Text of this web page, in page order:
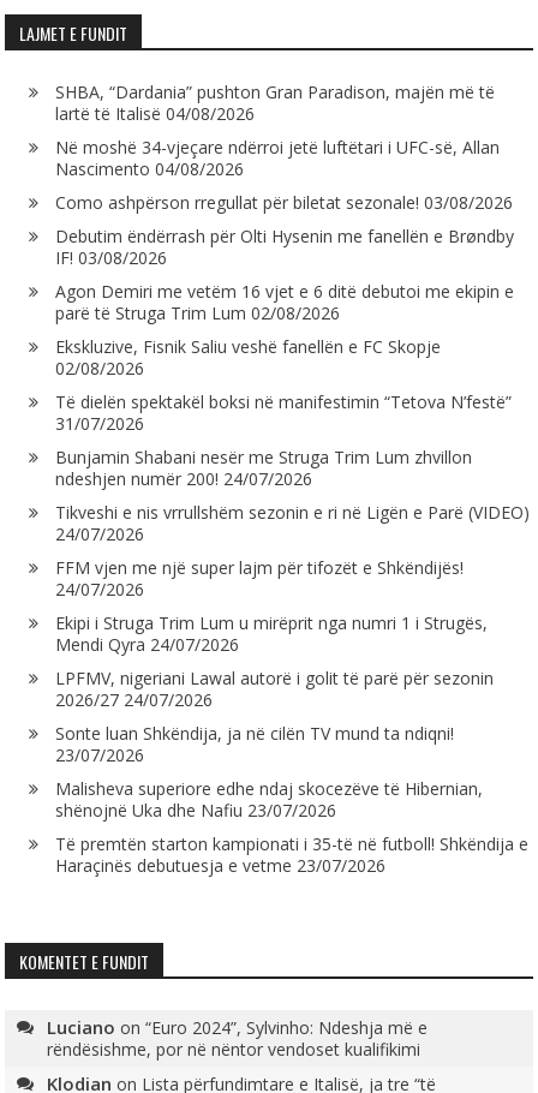
LAJMET E FUNDIT
SHBA, “Dardania” pushton Gran Paradison, majën më të
lartë të Italisë 04/08/2026
Në moshë 34-vjeçare ndërroi jetë luftëtari i UFC-së, Allan
Nascimento 04/08/2026
Como ashpërson rregullat për biletat sezonale! 03/08/2026
Debutim ëndërrash për Olti Hysenin me fanellën e Brøndby
IF! 03/08/2026
Agon Demiri me vetëm 16 vjet e 6 ditë debutoi me ekipin e
parë të Struga Trim Lum 02/08/2026
Ekskluzive, Fisnik Saliu veshë fanellën e FC Skopje
02/08/2026
Të dielën spektakël boksi në manifestimin “Tetova N’festë”
31/07/2026
Bunjamin Shabani nesër me Struga Trim Lum zhvillon
ndeshjen numër 200! 24/07/2026
Tikveshi e nis vrrullshëm sezonin e ri në Ligën e Parë (VIDEO)
24/07/2026
FFM vjen me një super lajm për tifozët e Shkëndijës!
24/07/2026
Ekipi i Struga Trim Lum u mirëprit nga numri 1 i Strugës,
Mendi Qyra 24/07/2026
LPFMV, nigeriani Lawal autorë i golit të parë për sezonin
2026/27 24/07/2026
Sonte luan Shkëndija, ja në cilën TV mund ta ndiqni!
23/07/2026
Malisheva superiore edhe ndaj skocezëve të Hibernian,
shënojnë Uka dhe Nafiu 23/07/2026
Të premtën starton kampionati i 35-të në futboll! Shkëndija e
Haraçinës debutuesja e vetme 23/07/2026
KOMENTET E FUNDIT
Luciano on“Euro 2024”, Sylvinho: Ndeshja më e
rëndësishme, por në nëntor vendoset kualifikimi
Klodian on Lista përfundimtare e Italisë, ja tre “të